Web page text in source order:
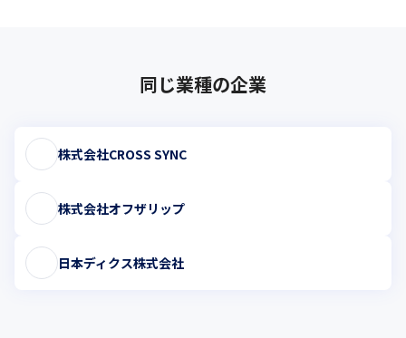
同じ業種の企業
株式会社CROSS SYNC
株式会社オフザリップ
日本ディクス株式会社